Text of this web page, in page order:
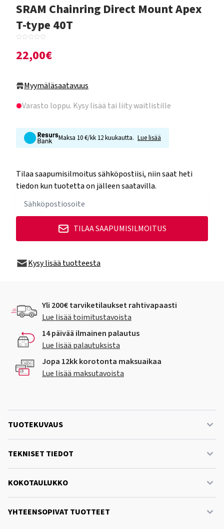
SRAM Chainring Direct Mount Apex
T-type 40T
22,00€
Myymäläsaatavuus
Varasto loppu. Kysy lisää tai liity waitlistille
Maksa 10 €/kk 12 kuukautta. Lue lisää
Tilaa saapumisilmoitus sähköpostiisi, niin saat heti
tiedon kun tuotetta on jälleen saatavilla.
TILAA SAAPUMISILMOITUS
Kysy lisää tuotteesta
Yli 200€ tarviketilaukset rahtivapaasti
Lue lisää toimitustavoista
14 päivää ilmainen palautus
Lue lisää palautuksista
Jopa 12kk korotonta maksuaikaa
Lue lisää maksutavoista
TUOTEKUVAUS
TEKNISET TIEDOT
KOKOTAULUKKO
YHTEENSOPIVAT TUOTTEET